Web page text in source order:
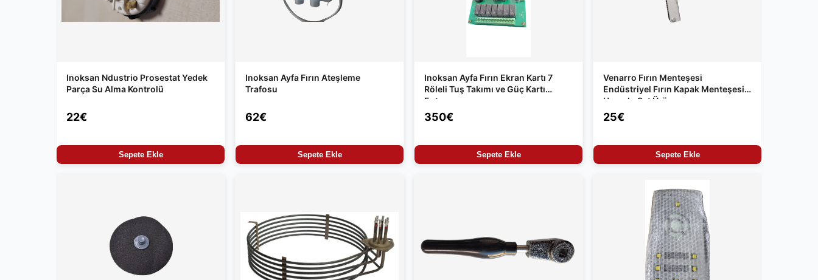
Inoksan Ndustrio Prosestat Yedek
Parça Su Alma Kontrolü
22€
Sepete Ekle
Inoksan Ayfa Fırın Ateşleme
Trafosu
62€
Sepete Ekle
Inoksan Ayfa Fırın Ekran Kartı 7
Röleli Tuş Takımı ve Güç Kartı
Entegre
350€
Sepete Ekle
Venarro Fırın Menteşesi
Endüstriyel Fırın Kapak Menteşesi
Uyumlu Set Ürün
25€
Sepete Ekle